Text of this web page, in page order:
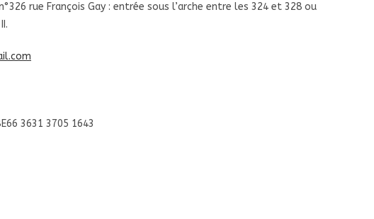
rue François Gay : entrée sous l’arche entre les 324 et 328 ou
3631 3705 1643